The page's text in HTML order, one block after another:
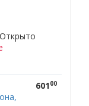
Открыто
60100